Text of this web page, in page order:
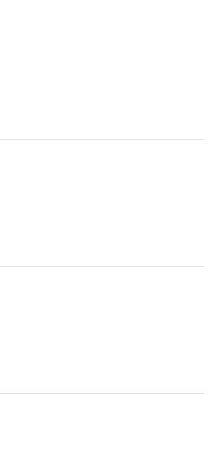
erkek yatarken kendimizi
bagladik,abim sisman
etti ben de uzun oldugum icin
kaldi...